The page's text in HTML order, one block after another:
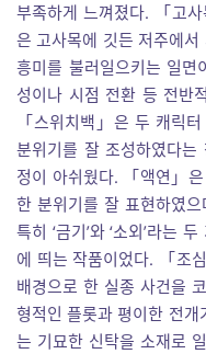
부족하게 느껴졌다. 「고
은 고사목에 깃든 저주에
흥미를 불러일으키는 일
성이나 시점 전환 등 전반
「스위치백」은 두 캐릭
분위기를 잘 조성하였다
정이 아쉬웠다. 「액연」
한 분위기를 잘 표현하였
특히 ‘금기’와 ‘소외’라는
에 띄는 작품이었다. 「조
배경으로 한 실종 사건을
형적인 플롯과 평이한 전개
는 기묘한 신탁을 소재로